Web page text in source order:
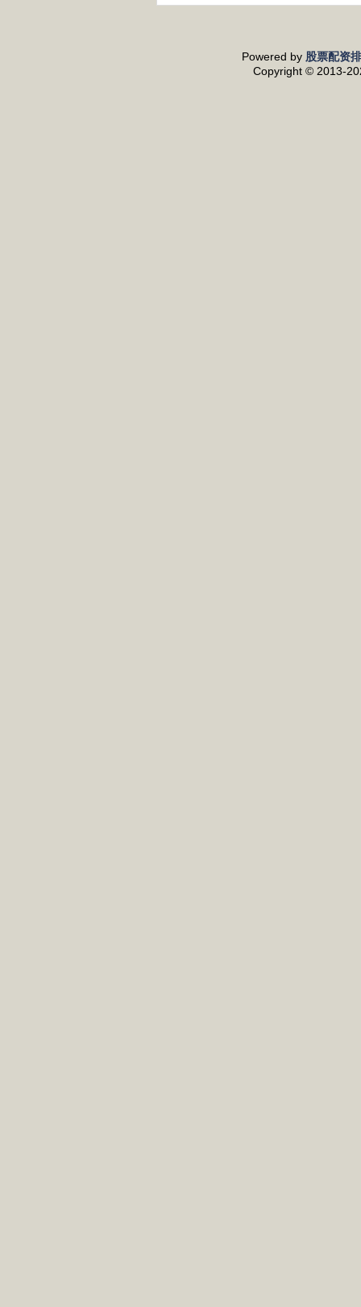
Powered by 股票配资
Copyright © 2013-